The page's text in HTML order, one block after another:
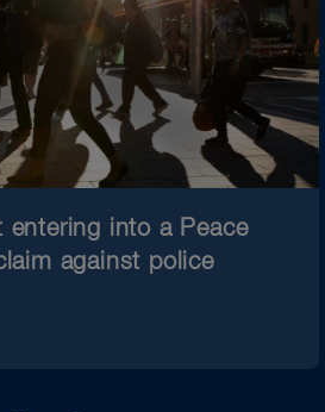
entering into a Peace
against police